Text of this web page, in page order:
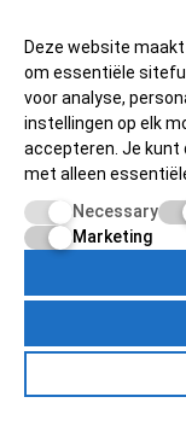
Klantenservice
Zelfservice
Retourneren
Inloggen bij account
Betaalmogelijkheden
Populaire
Piaggio Zip 4t
SYM Fiddle 3
Over ons
Status bestelling
Egersundweg 11E
9723JM Groningen
ZelfserviceOver Ons
Deze website
om essentiële
voor analyse,
instellingen op elk
accepteren. Je kunt
met alleen
Necessary
Marketing